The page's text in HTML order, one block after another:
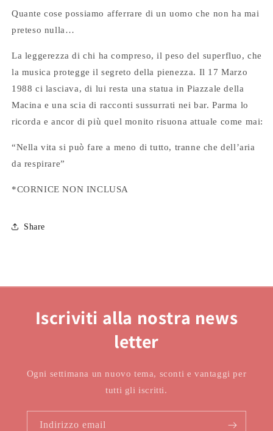
Quante cose possiamo afferrare di un uomo che non ha mai
preteso nulla…
La leggerezza di chi ha compreso, il peso del superfluo, che
la musica protegge il segreto della pienezza. Il 17 Marzo
1988 ci lasciava, di lui resta una statua in Piazzale della
Macina e una scia di racconti sussurrati nei bar. Parma lo
ricorda e ancor di più quel monito risuona attuale come mai:
“Nella vita si può fare a meno di tutto, tranne che dell’aria
da respirare”
*CORNICE NON INCLUSA
Share
Iscriviti alla nostra news
letter
Ogni settimana un nuovo tema, sconti e vantaggi per
tutti gli iscritti.
Indirizzo email